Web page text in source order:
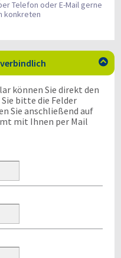
Telefon oder E-Mail gerne
konkreten

können Sie direkt den
bitte die Felder
Sie anschließend auf
mit Ihnen per Mail